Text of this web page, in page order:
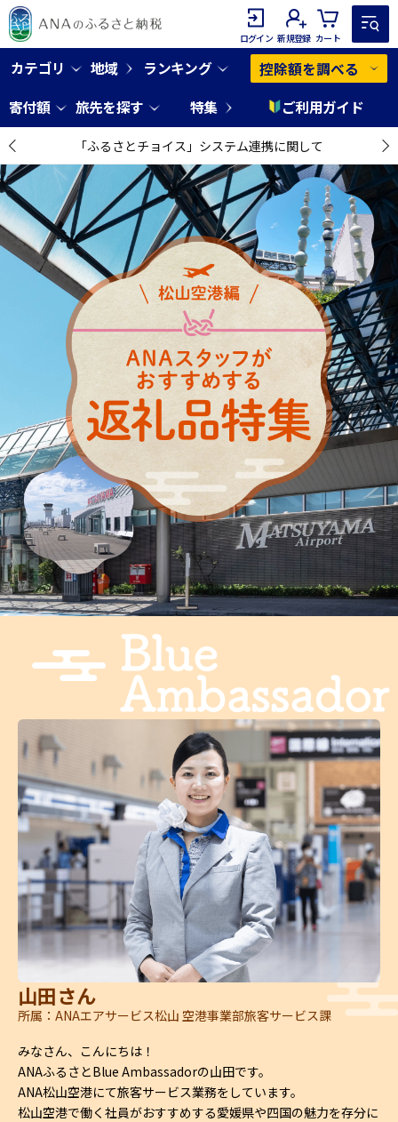
ログイン 新規登録 カート
カテゴリ 地域 ランキング
控除額を調べる
寄付額
旅先を探す 特集 ご利用ガイド
「ふるさとチョイス」システム連携に関して
山田さん
所属：ANAエアサービス松山 空港事業部旅客サービス課
みなさん、こんにちは！
ANAふるさとBlue Ambassadorの山田です。
ANA松山空港にて旅客サービス業務をしています。
松山空港で働く社員がおすすめする愛媛県や四国の魅力を存分に